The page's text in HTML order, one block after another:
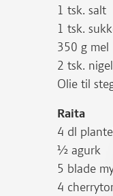
1 tsk. salt
1 tsk.
350 g mel
2 tsk.
Olie til
Raita
4 dl
½ agurk
5 blade
4